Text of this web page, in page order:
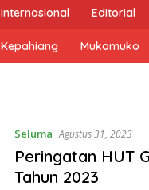
Internasional Editorial
Kepahiang Mukomuko
Seluma Agustus 31, 2023
Peringatan HUT
Tahun 2023